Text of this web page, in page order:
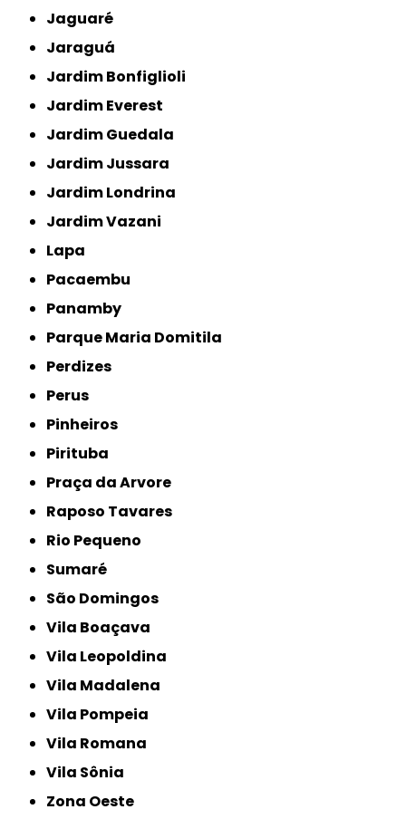
Jaguaré
Jaraguá
Jardim Bonfiglioli
Jardim Everest
Jardim Guedala
Jardim Jussara
Jardim Londrina
Jardim Vazani
Lapa
Pacaembu
Panamby
Parque Maria Domitila
Perdizes
Perus
Pinheiros
Pirituba
Praça da Arvore
Raposo Tavares
Rio Pequeno
Sumaré
São Domingos
Vila Boaçava
Vila Leopoldina
Vila Madalena
Vila Pompeia
Vila Romana
Vila Sônia
Zona Oeste